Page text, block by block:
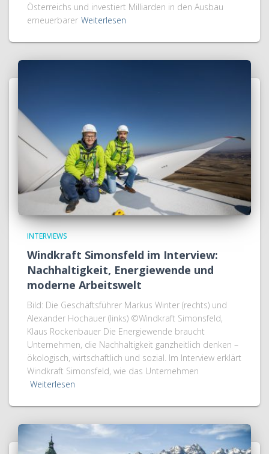
Österreichs und investiert Milliarden in den Ausbau
erneuerbarer Weiterlesen
INTERVIEWS
Windkraft Simonsfeld im Interview:
Nachhaltigkeit, Energiewende und
moderne Arbeitswelt
Bild: Die Geschäftsführer Markus Winter (rechts) und
Alexander Hochauer (links) ©Windkraft Simonsfeld,
Klaus Rockenbauer Die Energiewende braucht
Unternehmen, die Nachhaltigkeit ganzheitlich denken –
ökologisch, wirtschaftlich und sozial. Im Interview erklärt
Windkraft Simonsfeld, wie das Unternehmen
Weiterlesen